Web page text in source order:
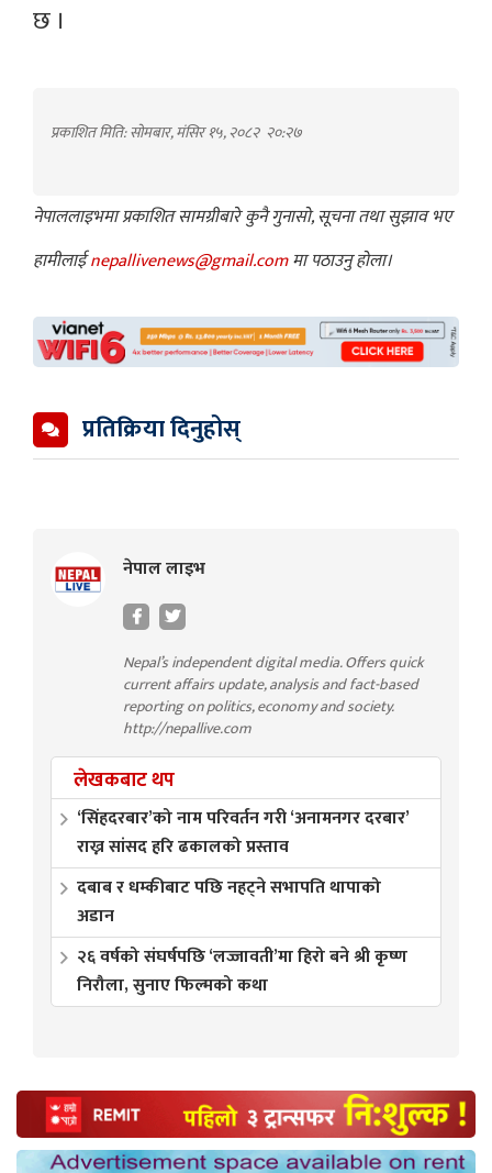
छ ।
प्रकाशित मिति: सोमबार, मंसिर १५, २०८२ २०:२७
नेपाललाइभमा प्रकाशित सामग्रीबारे कुनै गुनासो, सूचना तथा सुझाव भए
हामीलाईnepallivenews@gmail.comमा पठाउनु होला।
प्रतिक्रिया दिनुहोस्
नेपाल लाइभ
Nepal’s independent digital media. Offers quick
current affairs update, analysis and fact-based
reporting on politics, economy and society.
http://nepallive.com
लेखकबाट थप
‘सिंहदरबार’को नाम परिवर्तन गरी ‘अनामनगर दरबार’
राख्न सांसद हरि ढकालको प्रस्ताव
दबाब र धम्कीबाट पछि नहट्ने सभापति थापाको
अडान
२६ वर्षको संघर्षपछि ‘लज्जावती’मा हिरो बने श्री कृष्ण
निरौला, सुनाए फिल्मको कथा